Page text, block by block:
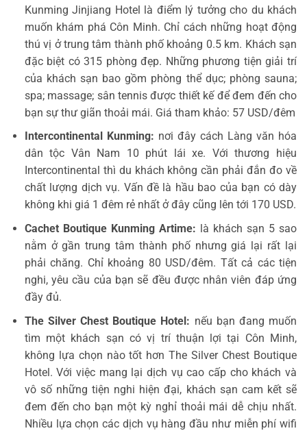
Kunming Jinjiang Hotel là điểm lý tưởng cho du khách
muốn khám phá Côn Minh. Chỉ cách những hoạt động
thú vị ở trung tâm thành phố khoảng 0.5 km. Khách sạn
đặc biệt có 315 phòng đẹp. Những phương tiện giải trí
của khách sạn bao gồm phòng thể dục; phòng sauna;
spa; massage; sân tennis được thiết kế để đem đến cho
bạn sự thư giãn thoải mái. Giá tham khảo: 57 USD/đêm
Intercontinental Kunming: nơi đây cách Làng văn hóa
dân tộc Vân Nam 10 phút lái xe. Với thương hiệu
Intercontinental thì du khách không cần phải đắn đo về
chất lượng dịch vụ. Vấn đề là hầu bao của bạn có dày
không khi giá 1 đêm rẻ nhất ở đây cũng lên tới 170 USD.
Cachet Boutique Kunming Artime: là khách sạn 5 sao
nằm ở gần trung tâm thành phố nhưng giá lại rất lại
phải chăng. Chỉ khoảng 80 USD/đêm. Tất cả các tiện
nghi, yêu cầu của bạn sẽ đều được nhân viên đáp ứng
đầy đủ.
The Silver Chest Boutique Hotel: nếu bạn đang muốn
tìm một khách sạn có vị trí thuận lợi tại Côn Minh,
không lựa chọn nào tốt hơn The Silver Chest Boutique
Hotel. Với việc mang lại dịch vụ cao cấp cho khách và
vô số những tiện nghi hiện đại, khách sạn cam kết sẽ
đem đến cho bạn một kỳ nghỉ thoải mái dễ chịu nhất.
Nhiều lựa chọn các dịch vụ hàng đầu như miễn phí wifi